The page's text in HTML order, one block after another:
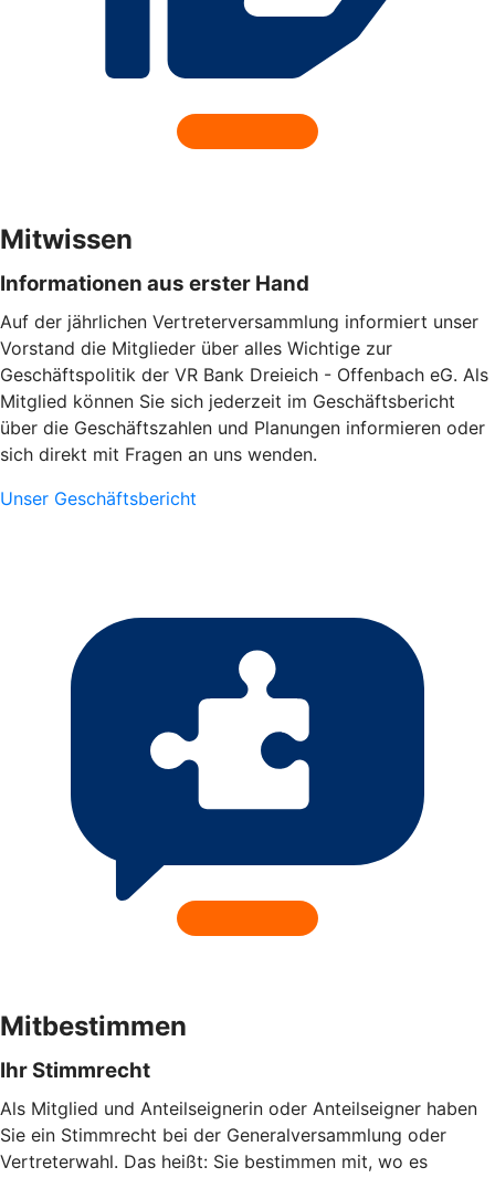
Mitwissen
Informationen aus erster Hand
Auf der jährlichen Vertreterversammlung informiert unser
Vorstand die Mitglieder über alles Wichtige zur
Geschäftspolitik der VR Bank Dreieich - Offenbach eG. Als
Mitglied können Sie sich jederzeit im Geschäftsbericht
über die Geschäftszahlen und Planungen informieren oder
sich direkt mit Fragen an uns wenden.
Unser Geschäftsbericht
Mitbestimmen
Ihr Stimmrecht
Als Mitglied und Anteilseignerin oder Anteilseigner haben
Sie ein Stimmrecht bei der Generalversammlung oder
Vertreterwahl. Das heißt: Sie bestimmen mit, wo es